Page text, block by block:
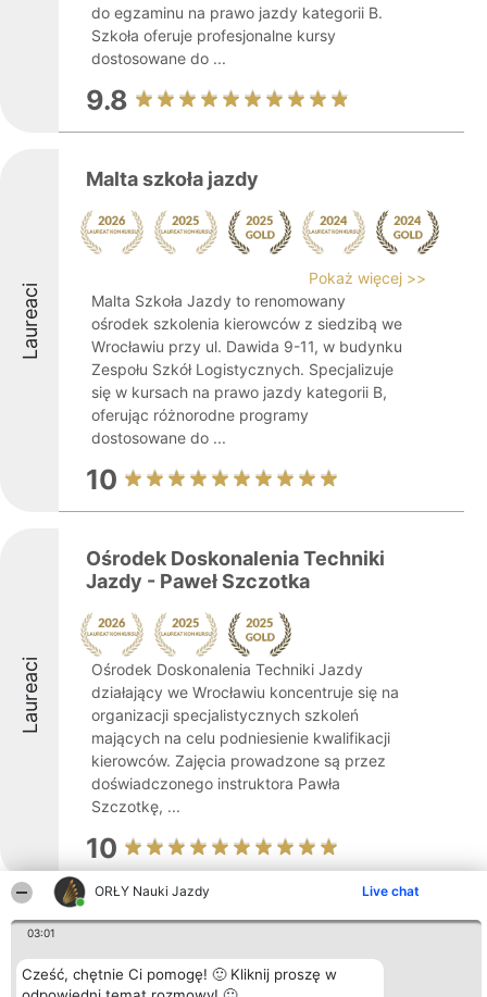
ORŁY Nauki Jazdy Live chat
03:01
Cześć, chętnie Ci pomogę! 🙂 Kliknij proszę w
do egzaminu na prawo jazdy kategorii B.
Szkoła oferuje profesjonalne kursy
dostosowane do ...
9.8
Laureaci
Malta szkoła jazdy
Pokaż więcej >>
Malta Szkoła Jazdy to renomowany
ośrodek szkolenia kierowców z siedzibą we
Wrocławiu przy ul. Dawida 9-11, w budynku
Zespołu Szkół Logistycznych. Specjalizuje
się w kursach na prawo jazdy kategorii B,
oferując różnorodne programy
dostosowane do ...
10
Laureaci
Ośrodek Doskonalenia Techniki
Jazdy - Paweł Szczotka
Ośrodek Doskonalenia Techniki Jazdy
działający we Wrocławiu koncentruje się na
organizacji specjalistycznych szkoleń
mających na celu podniesienie kwalifikacji
kierowców. Zajęcia prowadzone są przez
doświadczonego instruktora Pawła
Szczotkę, ...
10
Safe Driving